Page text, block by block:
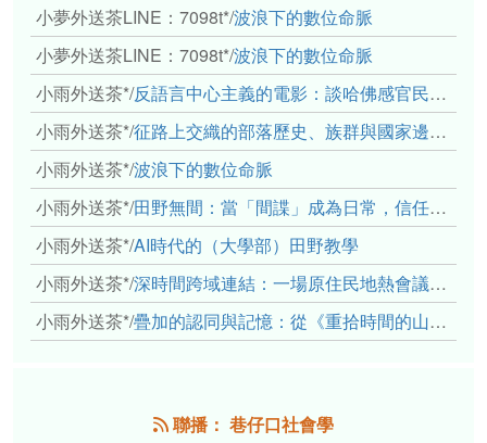
小夢外送茶LINE：7098t*/波浪下的數位命脈
小夢外送茶LINE：7098t*/波浪下的數位命脈
小雨外送茶*/反語言中心主義的電影：談哈佛感官民族誌實驗室
小雨外送茶*/征路上交織的部落歷史、族群與國家邊界敘事： 《路有多長》、《高砂的翅膀》、《檔案／李光輝》
小雨外送茶*/波浪下的數位命脈
小雨外送茶*/田野無間：當「間諜」成為日常，信任角力下的情感伏流
小雨外送茶*/AI時代的（大學部）田野教學
小雨外送茶*/深時間跨域連結：一場原住民地熱會議的初步觀察
小雨外送茶*/疊加的認同與記憶：從《重拾時間的山語》探討「我們的」立場性(positionality)
聯播： 巷仔口社會學